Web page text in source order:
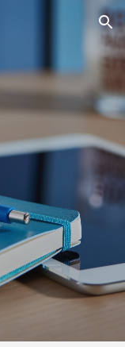
Skip to navigation